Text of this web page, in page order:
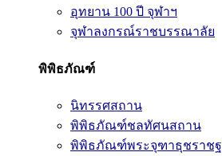
อุทยาน 100 ปี จุฬาฯ
จุฬาลงกรณ์ราชบรรณาลัย
พิพิธภัณฑ์
นิทรรศสถาน
พิพิธภัณฑ์ชลทัศนสถาน
พิพิธภัณฑ์พระจุฑาธุชราช